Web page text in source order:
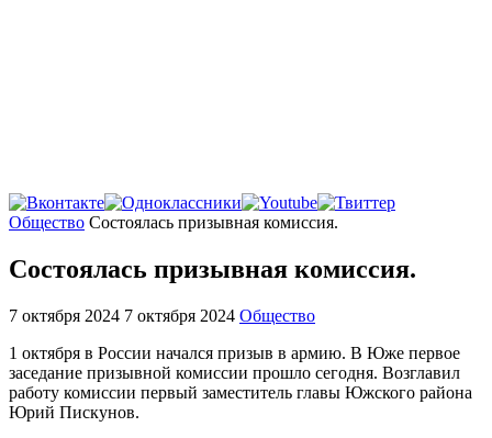
Главная
Общество Состоялась призывная комиссия.
Состоялась призывная комиссия.
7 октября 2024 7 октября 2024 Общество
1 октября в России начался призыв в армию. В Юже первое
заседание призывной комиссии прошло сегодня. Возглавил
работу комиссии первый заместитель главы Южского района
Юрий Пискунов.